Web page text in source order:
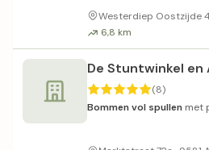
6,8 km
De Stuntwinkel en
(8)
Bommen vol spullen met